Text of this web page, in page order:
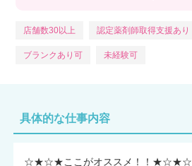
店舗数30以上 認定薬剤師取得支援あり
ブランクあり可 未経験可
具体的な仕事内容
☆★☆★ここがオススメ！！★☆★☆